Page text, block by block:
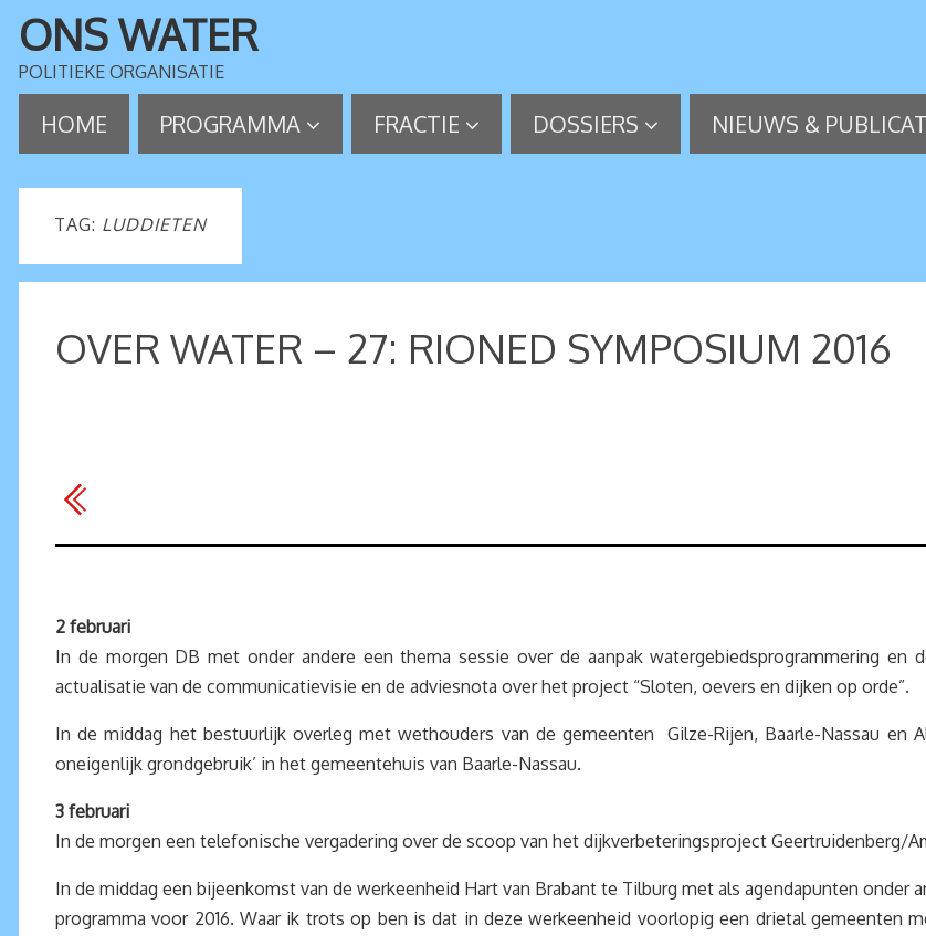
ONS WATER
POLITIEKE ORGANISATIE
HOME PROGRAMMA FRACTIE DOSSIERS NIEUWS &
TAG: LUDDIETEN
OVER WATER – 27: RIONED SYMPOSIUM 2016
2 februari
In de morgen DB met onder andere een thema sessie over de aanpak watergebiedsprogrammering en
actualisatie van de communicatievisie en de adviesnota over het project “Sloten, oevers en dijken op orde”.
In de middag het bestuurlijk overleg met wethouders van de gemeenten Gilze-Rijen, Baarle-Nassau en
oneigenlijk grondgebruik’ in het gemeentehuis van Baarle-Nassau.
3 februari
In de morgen een telefonische vergadering over de scoop van het dijkverbeteringsproject Geertruidenberg/
In de middag een bijeenkomst van de werkeenheid Hart van Brabant te Tilburg met als agendapunten onder
programma voor 2016. Waar ik trots op ben is dat in deze werkeenheid voorlopig een drietal gemeenten